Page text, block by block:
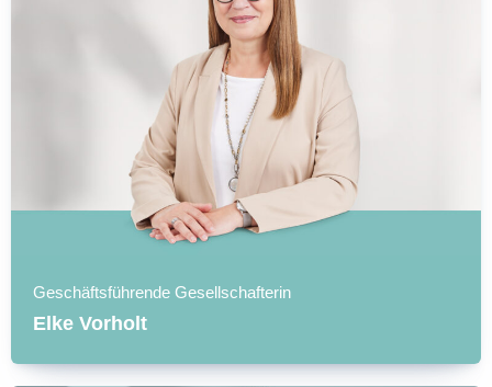
Geschäftsführende Gesellschafterin
Elke Vorholt